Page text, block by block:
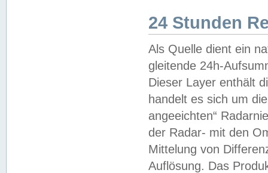
24 Stunden
Als Quelle dient ein
gleitende 24h-
Dieser Layer enthält
handelt es sich um
angeeichten“
der Radar- mit den
Mittelung von
Auflösung. Das